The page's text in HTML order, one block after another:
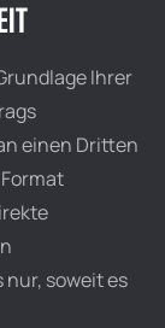
Ihrer
einen Dritten
soweit es